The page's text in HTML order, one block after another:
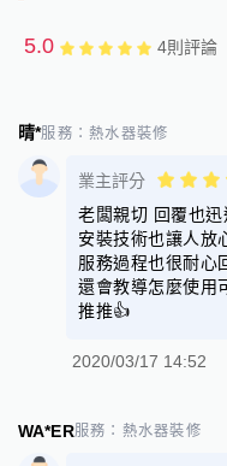
5.0 4則評論
晴*服務：熱水器裝修
業主評分
老闆親切 回覆也迅
安裝技術也讓人放
服務過程也很耐心
還會教導怎麼使用
推推👍
2020/03/17 14:52
WA*ER服務： 熱水器裝修